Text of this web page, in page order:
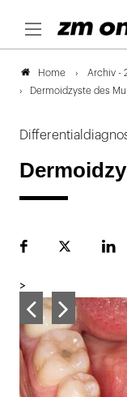
Home Archiv -
Dermoidzyste des
FacebookPlattform
>